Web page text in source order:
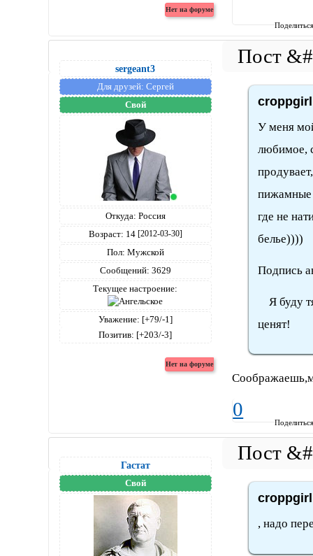
sergeant3
Для друзей: Сергей
Свой
Откуда: Россия
Возраст: 14 [2012-03-30]
Пол: Мужской
Сообщений: 3629
Текущее настроение:
Уважение: [+79/-1]
Позитив: [+203/-3]
У меня
любимое,
пижамные
где не
белье))))
Подпись
Я буду
ценят!
0
Гастат
Свой
, надо